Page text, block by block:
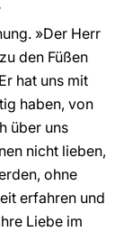
»Der Herr
den Füßen
hat uns mit
haben, von
über uns
nicht lieben,
ohne
erfahren und
Liebe im